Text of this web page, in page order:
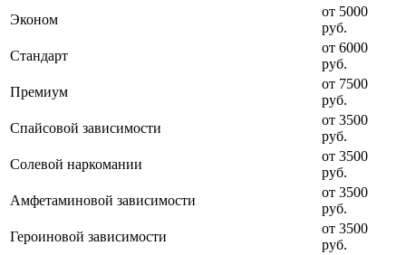
Эконом
от 5000
руб.
Стандарт
от 6000
руб.
Премиум
от 7500
руб.
Спайсовой зависимости
от 3500
руб.
Солевой наркомании
от 3500
руб.
Амфетаминовой зависимости
от 3500
руб.
Героиновой зависимости
от 3500
руб.